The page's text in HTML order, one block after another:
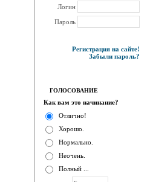
Логин
Пароль
Регистрация на сайте!
Забыли пароль?
ГОЛОСОВАНИЕ
Как вам это начинание?
Отлично!
Хорошо.
Нормально.
Неочень.
Полный ...